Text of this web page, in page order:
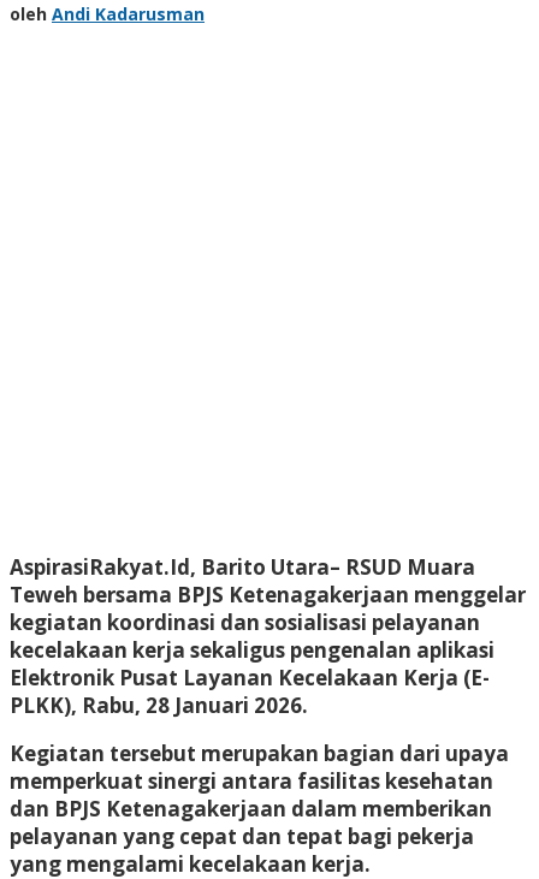
oleh Andi Kadarusman
AspirasiRakyat.Id, Barito Utara– RSUD Muara
Teweh bersama BPJS Ketenagakerjaan menggelar
kegiatan koordinasi dan sosialisasi pelayanan
kecelakaan kerja sekaligus pengenalan aplikasi
Elektronik Pusat Layanan Kecelakaan Kerja (E-
PLKK), Rabu, 28 Januari 2026.
Kegiatan tersebut merupakan bagian dari upaya
memperkuat sinergi antara fasilitas kesehatan
dan BPJS Ketenagakerjaan dalam memberikan
pelayanan yang cepat dan tepat bagi pekerja
yang mengalami kecelakaan kerja.